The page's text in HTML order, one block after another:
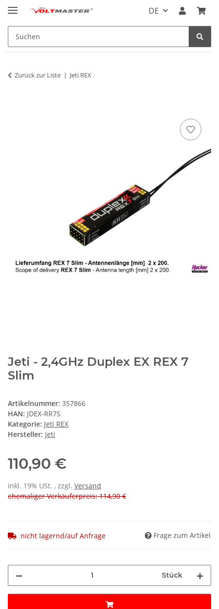
DE
Zurück zur Liste Jeti REX
Jeti - 2,4GHz Duplex EX REX 7
Slim
Artikelnummer: 357866
HAN: JDEX-RR7S
Kategorie: Jeti REX
Hersteller: Jeti
110,90 €
inkl. 19% USt. , zzgl. Versand
ehemaliger Verkäuferpreis: 114,90 €
nicht lagernd/auf Anfrage Frage zum Artikel
Stück